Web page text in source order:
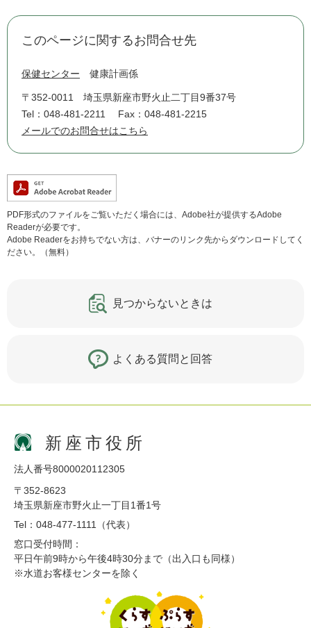
このページに関するお問合せ先
保健センター 健康計画係
〒352-0011
埼玉県新座市野火止二丁目9番37号
Tel：048-481-2211
Fax：048-481-2215
メールでのお問合せはこちら
PDF形式のファイルをご覧いただく場合には、Adobe社が提供するAdobe
Readerが必要です。
Adobe Readerをお持ちでない方は、バナーのリンク先からダウンロードしてく
ださい。（無料）
見つからないときは
よくある質問と回答
新座市役所
法人番号8000020112305
〒352-8623
埼玉県新座市野火止一丁目1番1号
Tel：048-477-1111（代表）
窓口受付時間：
平日午前9時から午後4時30分まで（出入口も同様）
※水道お客様センターを除く